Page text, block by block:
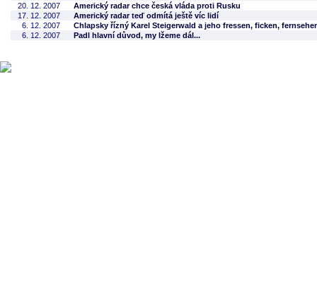
20. 12. 2007
Americký radar chce česká vláda proti Rusku
17. 12. 2007
Americký radar teď odmítá ještě víc lidí
6. 12. 2007
Chlapsky řízný Karel Steigerwald a jeho fressen, ficken,
6. 12. 2007
Padl hlavní důvod, my lžeme dál...